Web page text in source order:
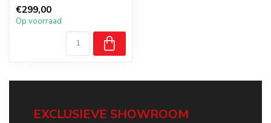
Badkamer: Nee
€299,00
Op voorraad
EXCLUSIEVE SHOWROOM